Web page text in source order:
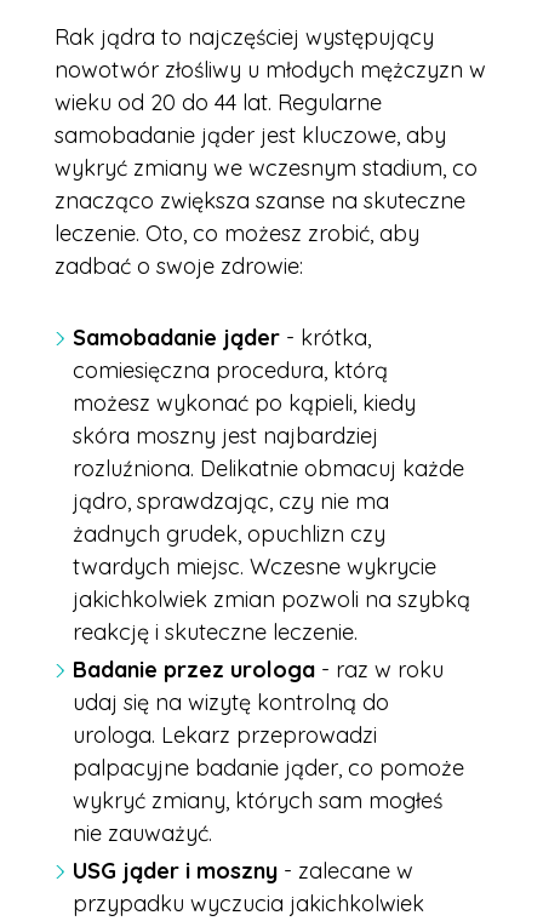
Rak jądra to najczęściej występujący
nowotwór złośliwy u młodych mężczyzn w
wieku od 20 do 44 lat. Regularne
samobadanie jąder jest kluczowe, aby
wykryć zmiany we wczesnym stadium, co
znacząco zwiększa szanse na skuteczne
leczenie. Oto, co możesz zrobić, aby
zadbać o swoje zdrowie:
Samobadanie jąder - krótka,
comiesięczna procedura, którą
możesz wykonać po kąpieli, kiedy
skóra moszny jest najbardziej
rozluźniona. Delikatnie obmacuj każde
jądro, sprawdzając, czy nie ma
żadnych grudek, opuchlizn czy
twardych miejsc. Wczesne wykrycie
jakichkolwiek zmian pozwoli na szybką
reakcję i skuteczne leczenie.
Badanie przez urologa - raz w roku
udaj się na wizytę kontrolną do
urologa. Lekarz przeprowadzi
palpacyjne badanie jąder, co pomoże
wykryć zmiany, których sam mogłeś
nie zauważyć.
USG jąder i moszny - zalecane w
przypadku wyczucia jakichkolwiek